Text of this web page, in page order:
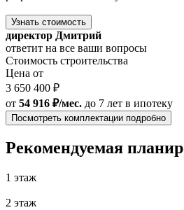
Узнать стоимость
директор Дмитрий
ответит на все ваши вопросы
Стоимость строительства
Цена от
3 650 400 ₽
от 54 916 ₽/мес. до 7 лет в ипотеку
Посмотреть комплектации подробно
Рекомендуемая
1 этаж
2 этаж